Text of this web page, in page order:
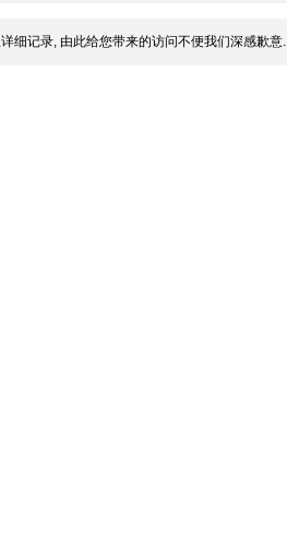
细记录, 由此给您带来的访问不便我们深感歉意.